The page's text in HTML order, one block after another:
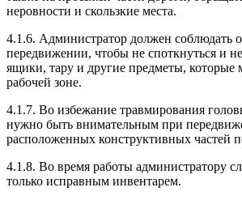
неровности и скользкие места.
4.1.6. Администратор должен соблюдать
передвижении, чтобы не споткнуться и
ящики, тару и другие предметы, которые
рабочей зоне.
4.1.7. Во избежание травмирования
нужно быть внимательным при
расположенных конструктивных частей
4.1.8. Во время работы администратору
только исправным инвентарем.